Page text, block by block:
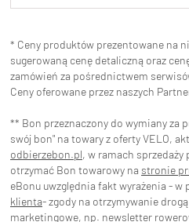
* Ceny produktów prezentowane na
sugerowaną cenę detaliczną oraz
zamówień za pośrednictwem
Ceny oferowane przez naszych
** Bon przeznaczony do wymiany za
swój bon" na towary z oferty VELO,
odbierzebon.pl, w ramach
otrzymać Bon towarowy na stronie
eBonu uwzględnia fakt wyrażenia -
klienta- zgody na otrzymywanie
marketingowe, np. newsletter